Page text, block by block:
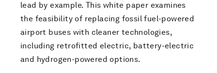
lead by example. This white paper examines
the feasibility of replacing fossil fuel-powered
airport buses with cleaner technologies,
including retrofitted electric, battery-electric
and hydrogen-powered options.